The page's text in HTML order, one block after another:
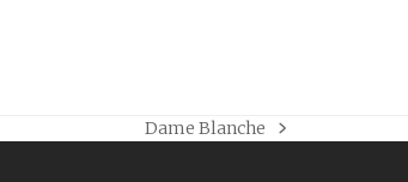
next
Dame Blanche